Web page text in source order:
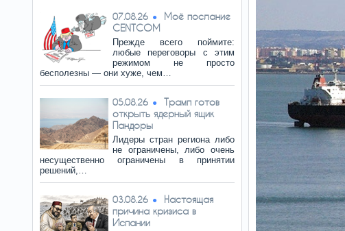
07.08.26
Моё послание
CENTCOM
Прежде всего поймите:
любые переговоры с этим
режимом не просто
бесполезны — они хуже, чем…
05.08.26
Трамп готов
открыть ядерный ящик
Пандоры
Лидеры стран региона либо
не ограничены, либо очень
несущественно ограничены в принятии
решений,…
03.08.26
Настоящая
причина кризиса в
Испании